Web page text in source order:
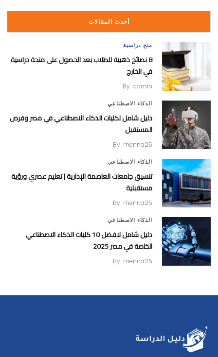
أحدث المقالات
منح دراسية
8 نصائح ذهبية للطلاب بعد الحصول على منحة دراسية
في الخارج
By admin
الذكاء الاصطناعي
دليل شامل لكليات الذكاء الاصطناعي في مصر وفرص
المستقبل
By menna25
الذكاء الاصطناعي
تنسيق جامعات العاصمة الإدارية | تعليم عصري ورؤية
مستقبلية
By menna25
الذكاء الاصطناعي
دليل شامل لافضل 10 كليات الذكاء الاصطناعي
الخاصة في مصر 2025
By menna25